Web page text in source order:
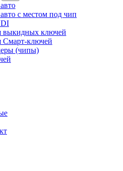
с местом под чип
выкидных ключей
Смарт-ключей
(чипы)